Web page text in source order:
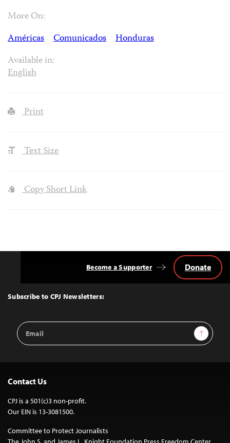
More On:
Américas
Comunicados
Honduras
Available in:
English
Print
Text Size
Copy Short Link
Top
Subscribe to CPJ Newsletters:
Email
Address
Sign Up
Become a Supporter Donate
Contact Us
CPJ is a 501(c)3 non-profit.
Our EIN is 13-3081500.
Committee to Protect Journalists